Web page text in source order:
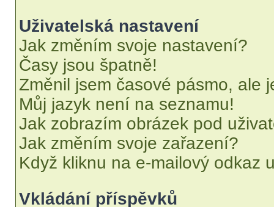
Uživatelská nastavení
Jak změním svoje nastavení?
Časy jsou špatně!
Změnil jsem časové pásmo, ale
Můj jazyk není na seznamu!
Jak zobrazím obrázek pod
Jak změním svoje zařazení?
Když kliknu na e-mailový odkaz
Vkládání příspěvků